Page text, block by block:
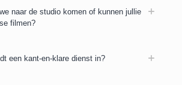
naar de studio komen of kunnen jullie
filmen?
een kant-en-klare dienst in?